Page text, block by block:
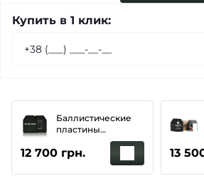
Купить в 1 клик:
Баллистические
пластины
(комплект 2 шт.)
NIJ IV (6 класс
ДСТУ) вес одной
шт. 2,8 кг Al2O3+PE
12 700 грн. 13